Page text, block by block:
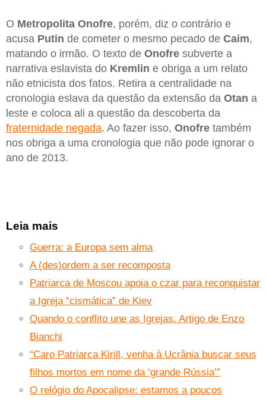
O Metropolita Onofre, porém, diz o contrário e
acusa Putin de cometer o mesmo pecado de Caim,
matando o irmão. O texto de Onofre subverte a
narrativa eslavista do Kremlin e obriga a um relato
não etnicista dos fatos. Retira a centralidade na
cronologia eslava da questão da extensão da Otan a
leste e coloca ali a questão da descoberta da
fraternidade negada. Ao fazer isso, Onofre também
nos obriga a uma cronologia que não pode ignorar o
ano de 2013.
Leia mais
Guerra: a Europa sem alma
A (des)ordem a ser recomposta
Patriarca de Moscou apoia o czar para reconquistar
a Igreja “cismática” de Kiev
Quando o conflito une as Igrejas. Artigo de Enzo
Bianchi
“Caro Patriarca Kirill, venha à Ucrânia buscar seus
filhos mortos em nome da ‘grande Rússia’”
O relógio do Apocalipse: estamos a poucos